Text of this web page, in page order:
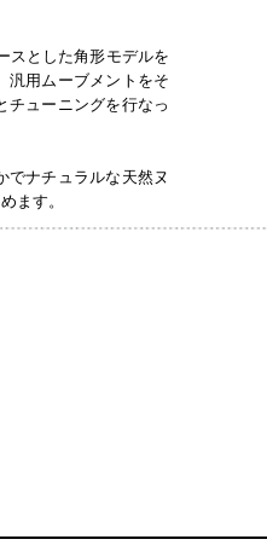
スとした角形モデルを
汎用ムーブメントをそ
チューニングを行なっ
でナチュラルな天然ヌ
ます。